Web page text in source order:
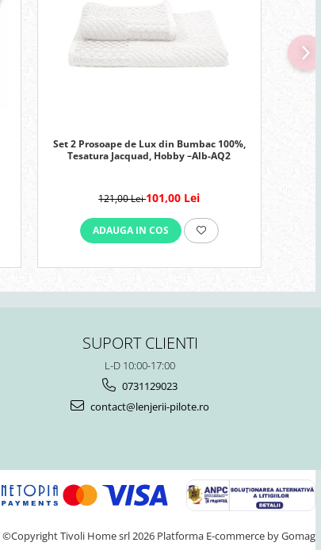
Set 2 Prosoape de Lux din Bumbac 100%,
Tesatura Jacquad, Hobby –Alb-AQ2
121,00 Lei101,00 Lei
ADAUGA IN COS
-
SUPORT CLIENTI
L-D 10:00-17:00
0731129023
contact@lenjerii-pilote.ro
©Copyright Tivoli Home srl 2026 Platforma E-commerce by Gomag